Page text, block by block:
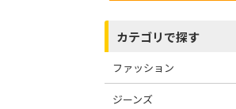
カテゴリで探す
ファッション
ジーンズ